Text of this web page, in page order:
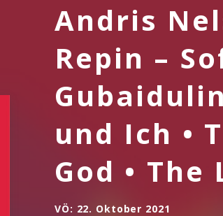
Andris
Repin –
und Ich •
God •
VÖ: 22. Oktober 2021